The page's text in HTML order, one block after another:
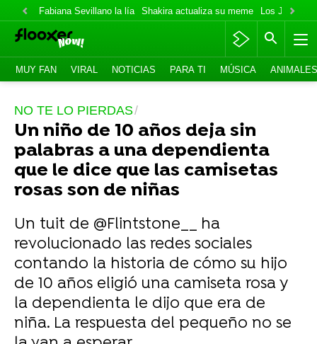
Fabiana Sevillano la lía Shakira actualiza su meme Los Jonas
MUY FAN VIRAL NOTICIAS PARA TI MÚSICA ANIMALES
NO TE LO PIERDAS
Un niño de 10 años deja sin
palabras a una dependienta
que le dice que las camisetas
rosas son de niñas
Un tuit de @Flintstone__ ha
revolucionado las redes sociales
contando la historia de cómo su hijo
de 10 años eligió una camiseta rosa y
la dependienta le dijo que era de
niña. La respuesta del pequeño no se